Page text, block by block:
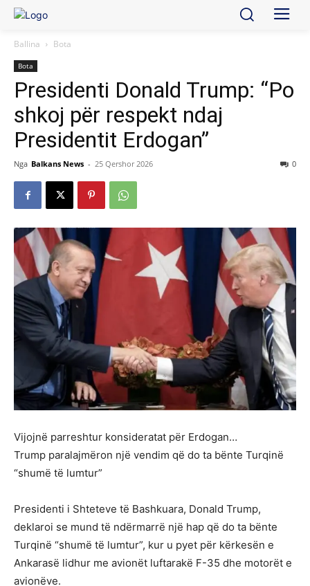
Ballina Bota
Bota
Presidenti Donald Trump: “Po
shkoj për respekt ndaj
Presidentit Erdogan”
Nga Balkans News - 25 Qershor 2026 0
Vijojnë parreshtur konsideratat për Erdogan…
Trump paralajmëron një vendim që do ta bënte Turqinë
“shumë të lumtur”
Presidenti i Shteteve të Bashkuara, Donald Trump,
deklaroi se mund të ndërmarrë një hap që do ta bënte
Turqinë “shumë të lumtur”, kur u pyet për kërkesën e
Ankarasë lidhur me avionët luftarakë F-35 dhe motorët e
avionëve.